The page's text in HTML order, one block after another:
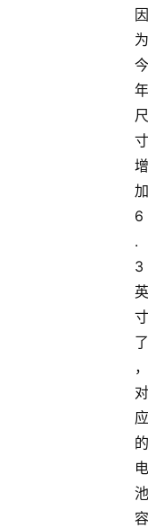
因
为
今
年
尺
寸
增
加
6
.
3
英
寸
了
，
对
应
的
电
池
容